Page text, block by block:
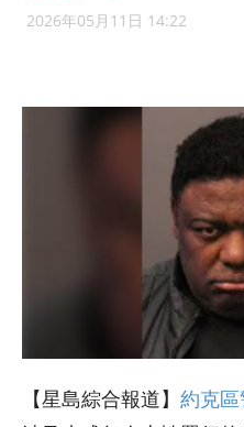
2026年05月11日 14:22
【星島綜合報道】 約克區